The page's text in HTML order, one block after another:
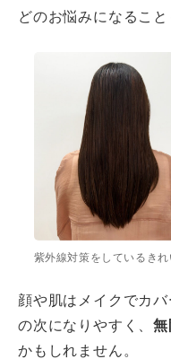
どのお悩みになること
紫外線対策をしているき
顔や肌はメイクでカ
の次になりやすく、無
かもしれません。